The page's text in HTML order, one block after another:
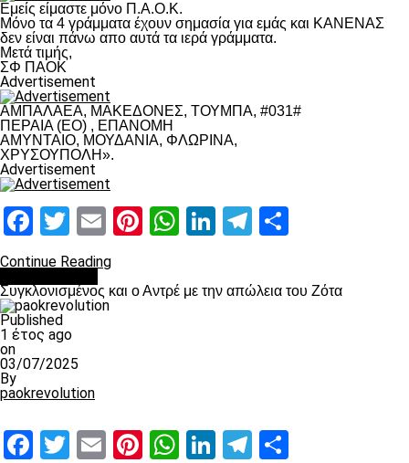
Εμείς είμαστε μόνο Π.Α.Ο.Κ.
Μόνο τα 4 γράμματα έχουν σημασία για εμάς και ΚΑΝΕΝΑΣ
δεν είναι πάνω απο αυτά τα ιερά γράμματα.
Μετά τιμής,
ΣΦ ΠΑΟΚ
Advertisement
ΑΜΠΑΛΑΕΑ, ΜΑΚΕΔΟΝΕΣ, ΤΟΥΜΠΑ, #031#
ΠΕΡΑΙΑ (ΕΟ) , ΕΠΑΝΟΜΗ
ΑΜΥΝΤΑΙΟ, ΜΟΥΔΑΝΙΑ, ΦΛΩΡΙΝΑ,
ΧΡΥΣΟΥΠΟΛΗ».
Advertisement
Facebook
Twitter
EmailPinterest
WhatsApp
LinkedIn
Telegram
Continue Reading
Συγκλονισμένος και ο Αντρέ με την απώλεια του Ζότα
Published
1 έτος ago
on
03/07/2025
By
paokrevolution
Facebook
Twitter
EmailPinterest
WhatsApp
LinkedIn
Telegram